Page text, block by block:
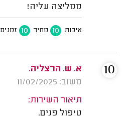
ממליצה עליה!
איכות 10 מחיר 10 זמנים
א. ש. הרצליה.
משוב: 11/02/2025
תיאור השירות:
טיפול פנים.
10